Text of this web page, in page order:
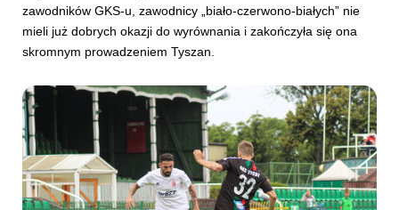
zawodników GKS-u, zawodnicy „biało-czerwono-białych” nie
mieli już dobrych okazji do wyrównania i zakończyła się ona
skromnym prowadzeniem Tyszan.